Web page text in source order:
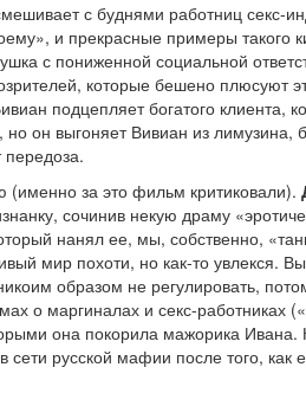
с буднями работниц секс-
и прекрасные примеры такого
с пониженной социальной
которые бешено
подцепляет богатого
он выгоняет Вивиан из
за это фильм критиковали).
сочинив некую драму
нанял ее, мы, собственно,
мир похоти, но как-то увлекся.
образом не регулировать,
о маргиналах и секс-
она покорила мажорика
русской мафии после того,